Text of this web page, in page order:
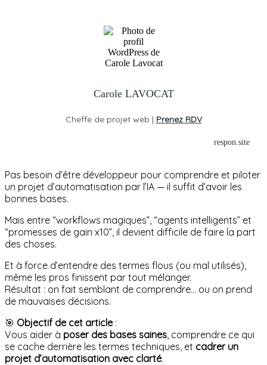
Carole LAVOCAT
Cheffe de projet web | Prenez RDV
respon.site
Pas besoin d’être développeur pour comprendre et piloter
un projet d’automatisation par l’IA — il suffit d’avoir les
bonnes bases.
Mais entre “workflows magiques”, “agents intelligents” et
“promesses de gain x10”, il devient difficile de faire la part
des choses.
Et à force d’entendre des termes flous (ou mal utilisés),
même les pros finissent par tout mélanger.
Résultat : on fait semblant de comprendre… ou on prend
de mauvaises décisions.
🎯 Objectif de cet article:
Vous aider à poser des bases saines , comprendre ce qui
se cache derrière les termes techniques, et cadrer un
projet d’automatisation avec clarté.